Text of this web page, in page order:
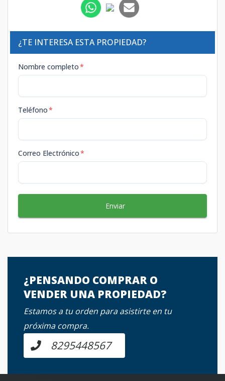
¿TE INTERESA ESTA PROPIEDAD?
Nombre completo*
Teléfono*
Correo Electrónico*
Enviar
¿PENSANDO COMPRAR O
VENDER UNA PROPIEDAD?
Estamos a tu orden para asistirte en tu
próxima compra.
8295448567